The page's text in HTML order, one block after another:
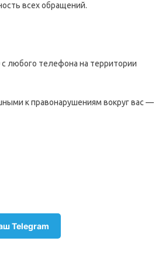
всех обращений.
с любого телефона на территории
к правонарушениям вокруг вас —
Telegram